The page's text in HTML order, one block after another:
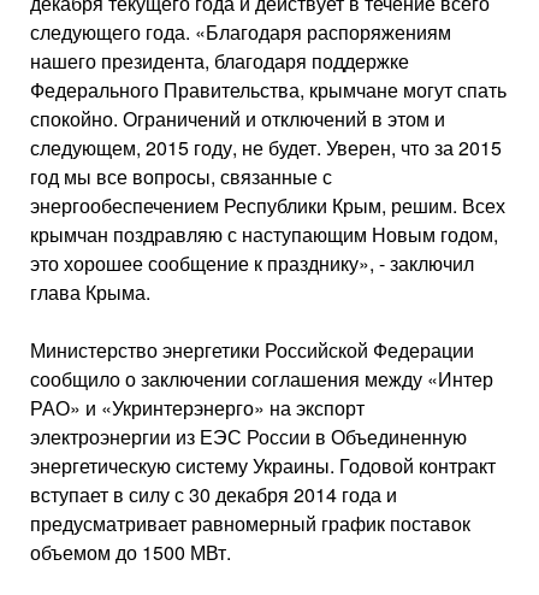
следующего года. «Благодаря распоряжениям
нашего президента, благодаря поддержке
Федерального Правительства, крымчане могут спать
спокойно. Ограничений и отключений в этом и
следующем, 2015 году, не будет. Уверен, что за 2015
год мы все вопросы, связанные с
энергообеспечением Республики Крым, решим. Всех
крымчан поздравляю с наступающим Новым годом,
это хорошее сообщение к празднику», - заключил
глава Крыма.
Министерство энергетики Российской Федерации
сообщило о заключении соглашения между «Интер
РАО» и «Укринтерэнерго» на экспорт
электроэнергии из ЕЭС России в Объединенную
энергетическую систему Украины. Годовой контракт
вступает в силу с 30 декабря 2014 года и
предусматривает равномерный график поставок
объемом до 1500 МВт.